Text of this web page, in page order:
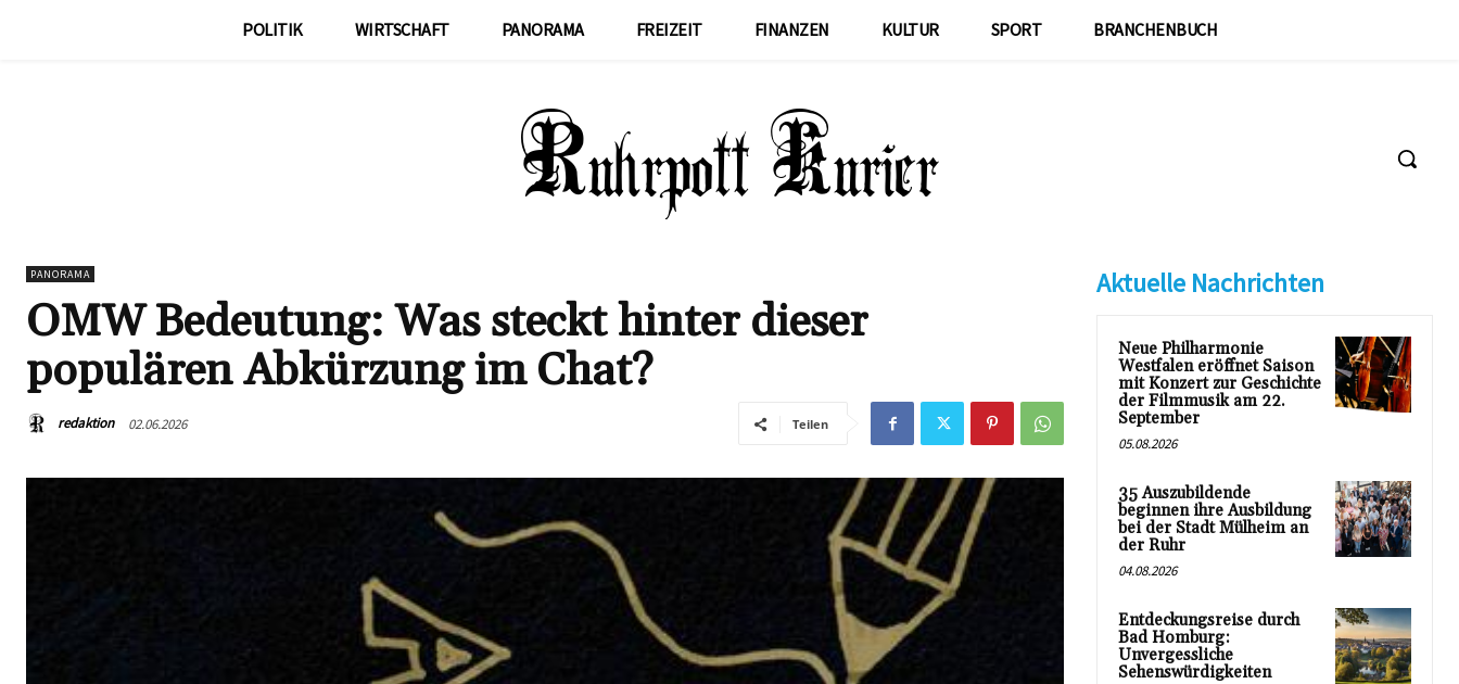
POLITIK WIRTSCHAFT PANORAMA FREIZEIT FINANZEN KULTUR SPORT BRANCHENBUCH
PANORAMA
OMW Bedeutung: Was steckt hinter dieser
populären Abkürzung im Chat?
redaktion 02.06.2026 Teilen
Aktuelle Nachrichten
Neue Philharmonie
Westfalen eröffnet Saison
mit Konzert zur Geschichte
der Filmmusik am 22.
September
05.08.2026
35 Auszubildende
beginnen ihre Ausbildung
bei der Stadt Mülheim an
der Ruhr
04.08.2026
Entdeckungsreise durch
Bad Homburg:
Unvergessliche
Sehenswürdigkeiten